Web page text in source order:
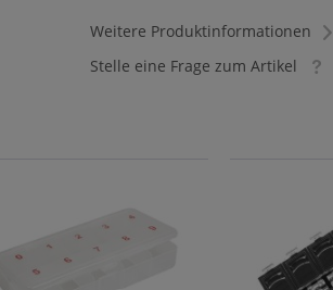
Weitere Produktinformationen
Stelle eine Frage zum Artikel